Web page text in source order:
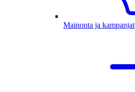
Mainonta ja kampanjat